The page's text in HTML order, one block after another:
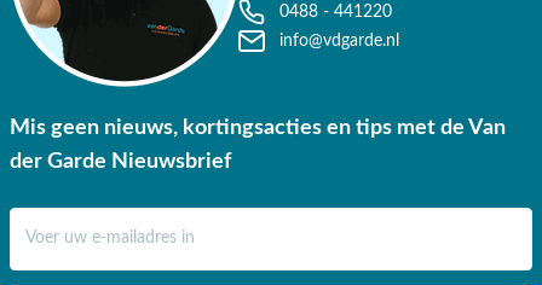
0488 - 441220
info@vdgarde.nl
Mis geen nieuws, kortingsacties en tips met de Van
der Garde Nieuwsbrief